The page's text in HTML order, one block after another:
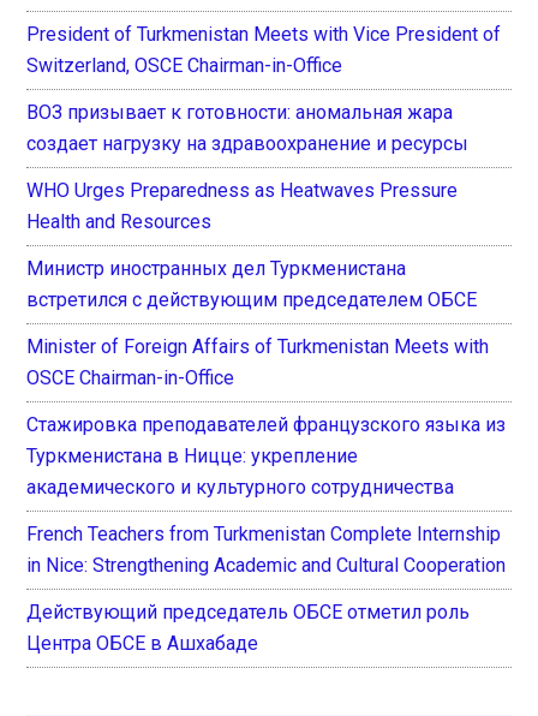
President of Turkmenistan Meets with Vice President of
Switzerland, OSCE Chairman-in-Office
ВОЗ призывает к готовности: аномальная жара
создает нагрузку на здравоохранение и ресурсы
WHO Urges Preparedness as Heatwaves Pressure
Health and Resources
Министр иностранных дел Туркменистана
встретился с действующим председателем ОБСЕ
Minister of Foreign Affairs of Turkmenistan Meets with
OSCE Chairman-in-Office
Стажировка преподавателей французского языка из
Туркменистана в Ницце: укрепление
академического и культурного сотрудничества
French Teachers from Turkmenistan Complete Internship
in Nice: Strengthening Academic and Cultural Cooperation
Действующий председатель ОБСЕ отметил роль
Центра ОБСЕ в Ашхабаде